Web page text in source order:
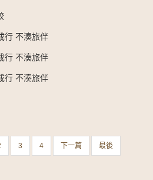
行 不湊旅伴
行 不湊旅伴
行 不湊旅伴
3 4 下一篇 最後